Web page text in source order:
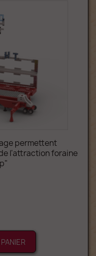
permettent
l'attraction foraine